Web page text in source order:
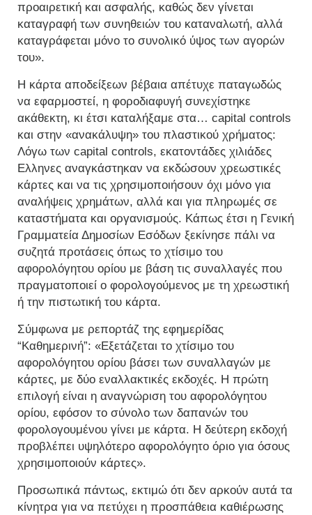
προαιρετική και ασφαλής, καθώς δεν γίνεται
καταγραφή των συνηθειών του καταναλωτή, αλλά
καταγράφεται μόνο το συνολικό ύψος των αγορών
του».
Η κάρτα αποδείξεων βέβαια απέτυχε παταγωδώς
να εφαρμοστεί, η φοροδιαφυγή συνεχίστηκε
ακάθεκτη, κι έτσι καταλήξαμε στα… capital controls
και στην «ανακάλυψη» του πλαστικού χρήματος:
Λόγω των capital controls, εκατοντάδες χιλιάδες
Ελληνες αναγκάστηκαν να εκδώσουν χρεωστικές
κάρτες και να τις χρησιμοποιήσουν όχι μόνο για
αναλήψεις χρημάτων, αλλά και για πληρωμές σε
καταστήματα και οργανισμούς. Κάπως έτσι η Γενική
Γραμματεία Δημοσίων Εσόδων ξεκίνησε πάλι να
συζητά προτάσεις όπως το χτίσιμο του
αφορολόγητου ορίου με βάση τις συναλλαγές που
πραγματοποιεί ο φορολογούμενος με τη χρεωστική
ή την πιστωτική του κάρτα.
Σύμφωνα με ρεπορτάζ της εφημερίδας
“Καθημερινή”: «Εξετάζεται το χτίσιμο του
αφορολόγητου ορίου βάσει των συναλλαγών με
κάρτες, με δύο εναλλακτικές εκδοχές. Η πρώτη
επιλογή είναι η αναγνώριση του αφορολόγητου
ορίου, εφόσον το σύνολο των δαπανών του
φορολογουμένου γίνει με κάρτα. Η δεύτερη εκδοχή
προβλέπει υψηλότερο αφορολόγητο όριο για όσους
χρησιμοποιούν κάρτες».
Προσωπικά πάντως, εκτιμώ ότι δεν αρκούν αυτά τα
κίνητρα για να πετύχει η προσπάθεια καθιέρωσης